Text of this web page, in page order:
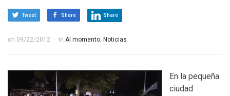
Tweet Share Share
on 09/22/2012 in Al momento, Noticias
En la pequeña
ciudad